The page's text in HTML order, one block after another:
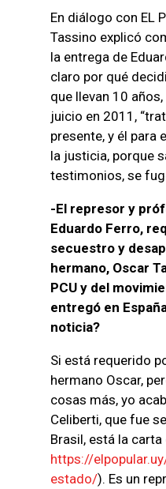
En diálogo con EL
Tassino explicó
la entrega de
claro por qué
que llevan 10
juicio en 2011,
presente, y él para
la justicia, porque
testimonios, se
-El represor y
Eduardo Ferro,
secuestro y
hermano, Oscar
PCU y del
entregó en
noticia?
Si está requerido
hermano Oscar,
cosas más, yo
Celiberti, que fue
Brasil, está la
https://
estado/). Es un